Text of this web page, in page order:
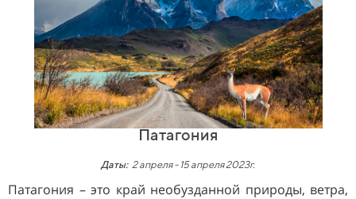
Патагония
Даты: 2 апреля - 15 апреля2023г.
Патагония – это край необузданной природы, ветра,